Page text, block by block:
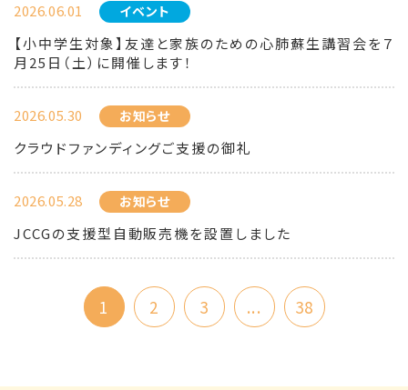
2026.06.01 イベント
【小中学生対象】友達と家族のための心肺蘇生講習会を７
月25日（土）に開催します！
2026.05.30 お知らせ
クラウドファンディングご支援の御礼
2026.05.28 お知らせ
JCCGの支援型自動販売機を設置しました
1 2 3 ... 38